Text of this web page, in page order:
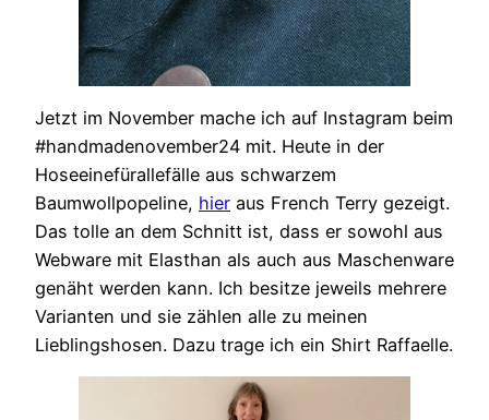
Jetzt im November mache ich auf Instagram beim
#handmadenovember24 mit. Heute in der
Hoseeinefürallefälle aus schwarzem
Baumwollpopeline, hier aus French Terry gezeigt.
Das tolle an dem Schnitt ist, dass er sowohl aus
Webware mit Elasthan als auch aus Maschenware
genäht werden kann. Ich besitze jeweils mehrere
Varianten und sie zählen alle zu meinen
Lieblingshosen. Dazu trage ich ein Shirt Raffaelle.